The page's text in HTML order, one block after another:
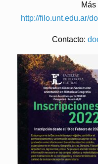
http://filo.unt.edu.ar/
Contacto: